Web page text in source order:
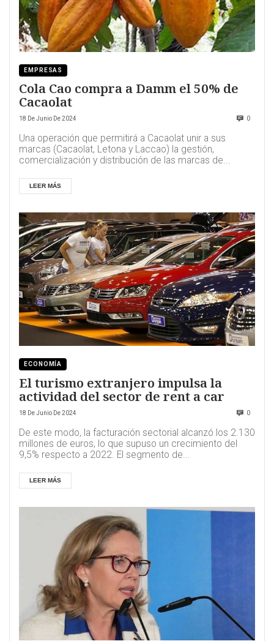
EMPRESAS
Cola Cao compra a Damm el 50% de
Cacaolat
18 De Junio De 2024 0
Una operación que permitirá a Cacaolat unir a sus
marcas (Cacaolat, Letona y Laccao) la gestión,
comercialización y distribución de las marcas de...
LEER MÁS
ECONOMÍA
El turismo extranjero impulsa la
actividad del sector de rent a car
18 De Junio De 2024 0
De este modo, la facturación sectorial alcanzó los 2.130
millones de euros, lo que supuso un crecimiento del
9,5% respecto a 2022. El segmento de...
LEER MÁS